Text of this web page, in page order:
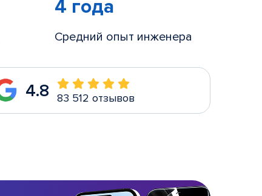
4 года
Средний опыт инженера
4.8 83 512 отзывов